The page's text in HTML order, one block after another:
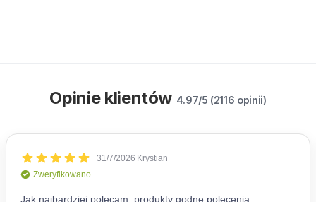
Opinie klientów 4.97/5 (2116 opinii)